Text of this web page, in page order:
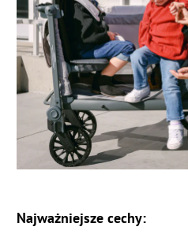
Najważniejsze cechy: